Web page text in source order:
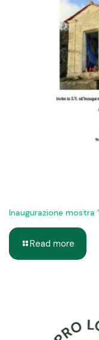
Inaugurazione mostra
Read more